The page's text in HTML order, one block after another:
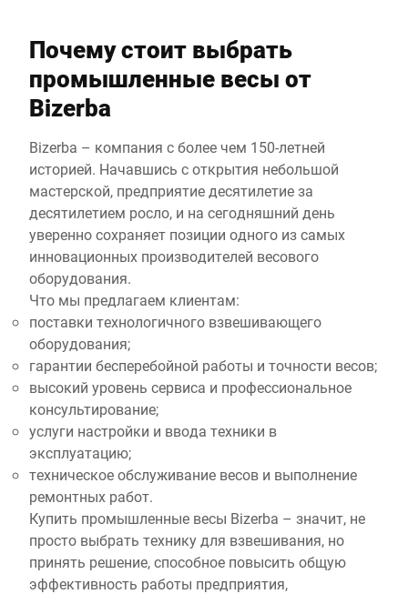
Почему стоит выбрать
промышленные весы от
Bizerba
Bizerba – компания с более чем 150-летней
историей. Начавшись с открытия небольшой
мастерской, предприятие десятилетие за
десятилетием росло, и на сегодняшний день
уверенно сохраняет позиции одного из самых
инновационных производителей весового
оборудования.
Что мы предлагаем клиентам:
поставки технологичного взвешивающего
оборудования;
гарантии бесперебойной работы и точности весов;
высокий уровень сервиса и профессиональное
консультирование;
услуги настройки и ввода техники в
эксплуатацию;
техническое обслуживание весов и выполнение
ремонтных работ.
Купить промышленные весы Bizerba – значит, не
просто выбрать технику для взвешивания, но
принять решение, способное повысить общую
эффективность работы предприятия,